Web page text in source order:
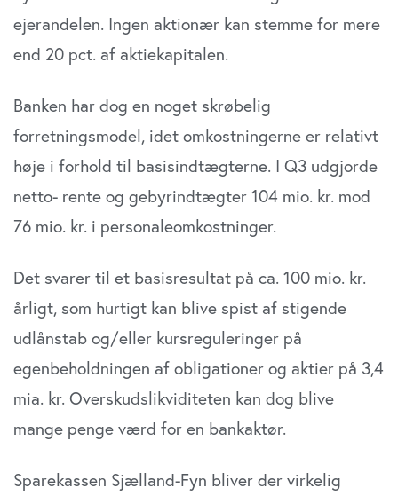
ejerandelen. Ingen aktionær kan stemme for mere
end 20 pct. af aktiekapitalen.
Banken har dog en noget skrøbelig
forretningsmodel, idet omkostningerne er relativt
høje i forhold til basisindtægterne. I Q3 udgjorde
netto- rente og gebyrindtægter 104 mio. kr. mod
76 mio. kr. i personaleomkostninger.
Det svarer til et basisresultat på ca. 100 mio. kr.
årligt, som hurtigt kan blive spist af stigende
udlånstab og/eller kursreguleringer på
egenbeholdningen af obligationer og aktier på 3,4
mia. kr. Overskudslikviditeten kan dog blive
mange penge værd for en bankaktør.
Sparekassen Sjælland-Fyn bliver der virkelig